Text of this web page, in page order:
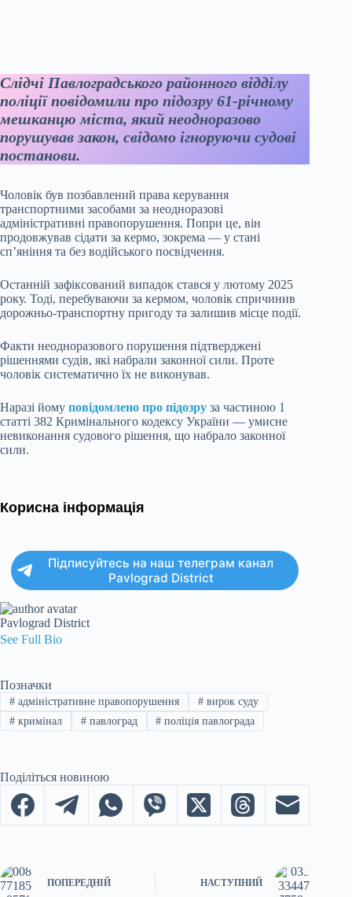
Слідчі Павлоградського районного відділу
поліції повідомили про підозру 61-річному
мешканцю міста, який неодноразово
порушував закон, свідомо ігноруючи судові
постанови.
Чоловік був позбавлений права керування
транспортними засобами за неодноразові
адміністративні правопорушення. Попри це, він
продовжував сідати за кермо, зокрема — у стані
сп’яніння та без водійського посвідчення.
Останній зафіксований випадок стався у лютому 2025
року. Тоді, перебуваючи за кермом, чоловік спричинив
дорожньо-транспортну пригоду та залишив місце події.
Факти неодноразового порушення підтверджені
рішеннями судів, які набрали законної сили. Проте
чоловік систематично їх не виконував.
Наразі йому повідомлено про підозру за частиною 1
статті 382 Кримінального кодексу України — умисне
невиконання судового рішення, що набрало законної
сили.
Корисна інформація
Підписуйтесь на наш телеграм канал
Pavlograd District
Pavlograd District
See Full Bio
Позначки
#адміністративне правопорушення #вирок суду
#кримінал #павлоград # поліція павлограда
Поділіться новиною
ПОПЕРЕДНІЙ НАСТУПНИЙ